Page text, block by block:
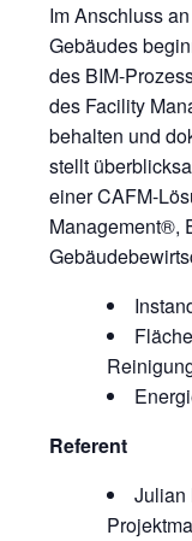
Im Anschluss
Gebäudes
des BIM-
des Facility
behalten und
stellt
einer CAFM-
Management®,
Referent
Julian